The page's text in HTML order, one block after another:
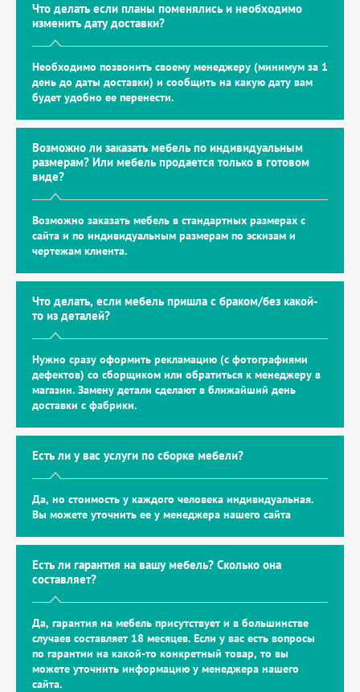
Что делать если планы поменялись и необходимо
изменить дату доставки?
Необходимо позвонить своему менеджеру (минимум за 1
день до даты доставки) и сообщить на какую дату вам
будет удобно ее перенести.
Возможно ли заказать мебель по индивидуальным
размерам? Или мебель продается только в готовом
виде?
Возможно заказать мебель в стандартных размерах с
сайта и по индивидуальным размерам по эскизам и
чертежам клиента.
Что делать, если мебель пришла с браком/без какой-
то из деталей?
Нужно сразу оформить рекламацию (с фотографиями
дефектов) со сборщиком или обратиться к менеджеру в
магазин. Замену детали сделают в ближайший день
доставки с фабрики.
Есть ли у вас услуги по сборке мебели?
Да, но стоимость у каждого человека индивидуальная.
Вы можете уточнить ее у менеджера нашего сайта
Есть ли гарантия на вашу мебель? Сколько она
составляет?
Да, гарантия на мебель присутствует и в большинстве
случаев составляет 18 месяцев. Если у вас есть вопросы
по гарантии на какой-то конкретный товар, то вы
можете уточнить информацию у менеджера нашего
сайта.